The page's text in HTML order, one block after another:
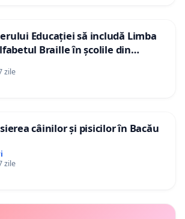
Educației să includă Limba
Braille în școlile din
zile
câinilor și pisicilor în Bacău
zile